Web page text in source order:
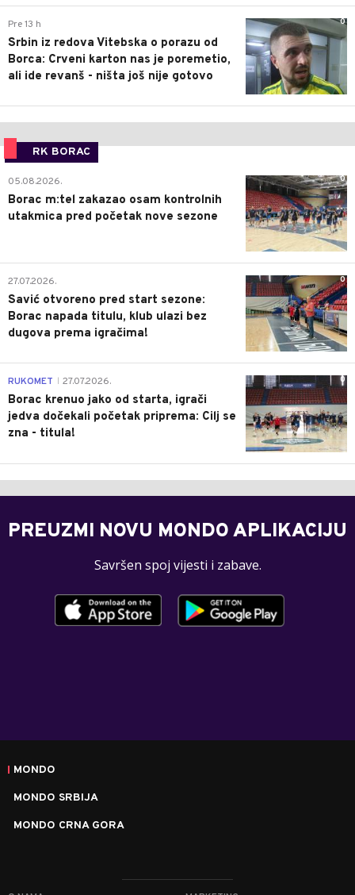
0
Pre 13 h
Srbin iz redova Vitebska o porazu od
Borca: Crveni karton nas je poremetio,
ali ide revanš - ništa još nije gotovo
RK BORAC
0
05.08.2026.
Borac m:tel zakazao osam kontrolnih
utakmica pred početak nove sezone
0
27.07.2026.
Savić otvoreno pred start sezone:
Borac napada titulu, klub ulazi bez
dugova prema igračima!
0
RUKOMET 27.07.2026.
Borac krenuo jako od starta, igrači
jedva dočekali početak priprema: Cilj se
zna - titula!
PREUZMI NOVU MONDO APLIKACIJU
Savršen spoj vijesti i zabave.
MONDO
MONDO SRBIJA
MONDO CRNA GORA